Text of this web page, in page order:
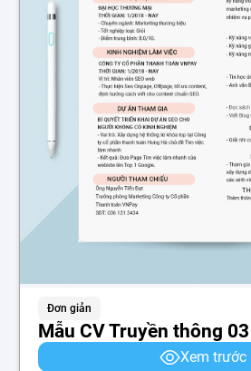
Đơn giản
Mẫu CV Truyền thông 03
Xem trước